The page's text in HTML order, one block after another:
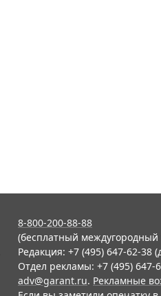
8-800-200-88-88
(бесплатный междугородный
Редакция: +7 (495) 647-62-38
Отдел рекламы: +7 (495) 647-
adv@garant.ru. Рекламные